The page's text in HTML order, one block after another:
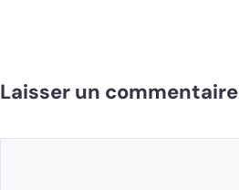
Laisser un commentaire